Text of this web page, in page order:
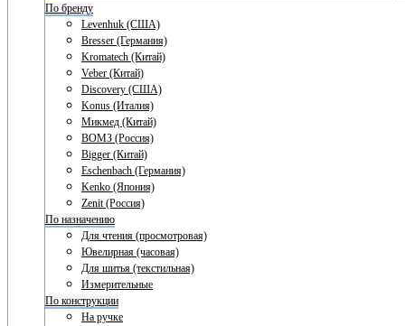
По бренду
Levenhuk (США)
Bresser (Германия)
Kromatech (Китай)
Veber (Китай)
Discovery (США)
Konus (Италия)
Микмед (Китай)
ВОМЗ (Россия)
Bigger (Китай)
Eschenbach (Германия)
Kenko (Япония)
Zenit (Россия)
По назначению
Для чтения (просмотровая)
Ювелирная (часовая)
Для шитья (текстильная)
Измерительные
По конструкции
На ручке